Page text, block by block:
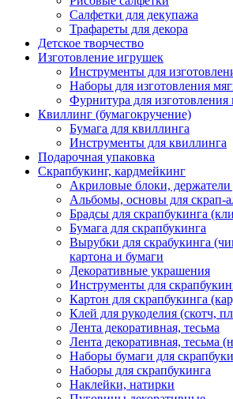
Салфетки для декупажа
Трафареты для декора
Детское творчество
Изготовление игрушек
Инструменты для
Наборы для изготовления
Фурнитура для изготовления
Квиллинг (бумагокручение)
Бумага для квиллинга
Инструменты для квиллинга
Подарочная упаковка
Скрапбукинг, кардмейкинг
Акриловые блоки,
Альбомы, основы для скрап-
Брадсы для скрапбукинга
Бумага для скрапбукинга
Вырубки для скрабукинга
картона и бумаги
Декоративные украшения
Инструменты для
Картон для скрапбукинга
Клей для рукоделия (скотч,
Лента декоративная, тесьма
Лента декоративная, тесьма
Наборы бумаги для
Наборы для скрапбукинга
Наклейки, натирки